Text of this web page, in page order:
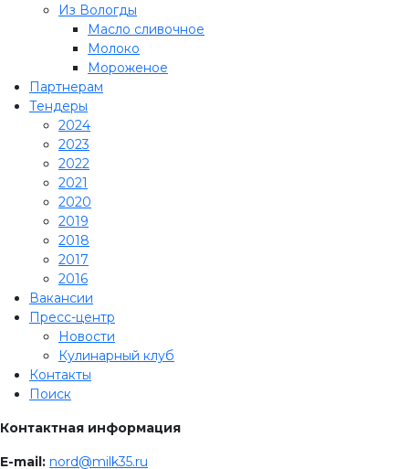
Из Вологды
Масло сливочное
Молоко
Мороженое
Партнерам
Тендеры
2024
2023
2022
2021
2020
2019
2018
2017
2016
Вакансии
Пресс-центр
Новости
Кулинарный клуб
Контакты
Поиск
Контактная информация
E-mail: nord@milk35.ru